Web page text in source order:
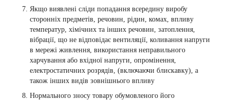
Якщо виявлені сліди попадання всередину виробу
сторонніх предметів, речовин, рідин, комах, впливу
температур, хімічних та інших речовин, затоплення,
вібрації, що не відповідає вентиляції, коливання напруги
в мережі живлення, використання неправильного
харчування або вхідної напруги, опромінення,
електростатичних розрядів, (включаючи блискавку), а
також інших видів зовнішнього впливу
Нормального зносу товару обумовленого його